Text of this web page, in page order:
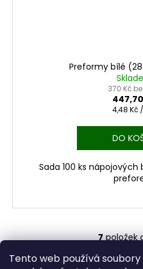
Tento web používá
Preformy bílé
370 Kč
Měrná
4,48 Kč
DO
Sada 100 ks
O
v
7položek